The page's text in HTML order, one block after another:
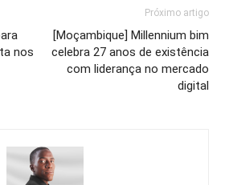
nos
Próximo artigo
[Moçambique] Millennium bim
celebra 27 anos de existência
com liderança no mercado
digital